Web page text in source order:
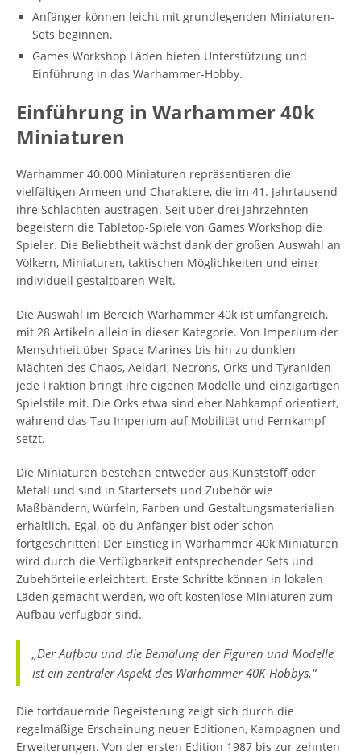
Anfänger können leicht mit grundlegenden Miniaturen-
Sets beginnen.
Games Workshop Läden bieten Unterstützung und
Einführung in das Warhammer-Hobby.
Einführung in Warhammer 40k
Miniaturen
Warhammer 40.000 Miniaturen repräsentieren die
vielfältigen Armeen und Charaktere, die im 41. Jahrtausend
ihre Schlachten austragen. Seit über drei Jahrzehnten
begeistern die Tabletop-Spiele von Games Workshop die
Spieler. Die Beliebtheit wächst dank der großen Auswahl an
Völkern, Miniaturen, taktischen Möglichkeiten und einer
individuell gestaltbaren Welt.
Die Auswahl im Bereich Warhammer 40k ist umfangreich,
mit 28 Artikeln allein in dieser Kategorie. Von Imperium der
Menschheit über Space Marines bis hin zu dunklen
Mächten des Chaos, Aeldari, Necrons, Orks und Tyraniden –
jede Fraktion bringt ihre eigenen Modelle und einzigartigen
Spielstile mit. Die Orks etwa sind eher Nahkampf orientiert,
während das Tau Imperium auf Mobilität und Fernkampf
setzt.
Die Miniaturen bestehen entweder aus Kunststoff oder
Metall und sind in Startersets und Zubehör wie
Maßbändern, Würfeln, Farben und Gestaltungsmaterialien
erhältlich. Egal, ob du Anfänger bist oder schon
fortgeschritten: Der Einstieg in Warhammer 40k Miniaturen
wird durch die Verfügbarkeit entsprechender Sets und
Zubehörteile erleichtert. Erste Schritte können in lokalen
Läden gemacht werden, wo oft kostenlose Miniaturen zum
Aufbau verfügbar sind.
„Der Aufbau und die Bemalung der Figuren und Modelle
ist ein zentraler Aspekt des Warhammer 40K-Hobbys.“
Die fortdauernde Begeisterung zeigt sich durch die
regelmäßige Erscheinung neuer Editionen, Kampagnen und
Erweiterungen. Von der ersten Edition 1987 bis zur zehnten